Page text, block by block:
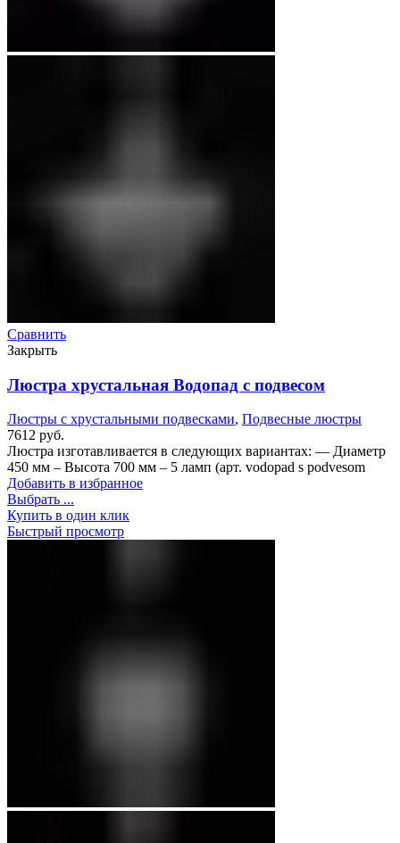
Сравнить
Закрыть
Люстра хрустальная Водопад с подвесом
Люстры с хрустальными подвесками, Подвесные люстры
7612 руб.
Люстра изготавливается в следующих вариантах: ​— Диаметр
450 мм – Высота 700 мм – 5 ламп (арт. vodopad s podvesom
Добавить в избранное
Выбрать ...
Купить в один клик
Быстрый просмотр